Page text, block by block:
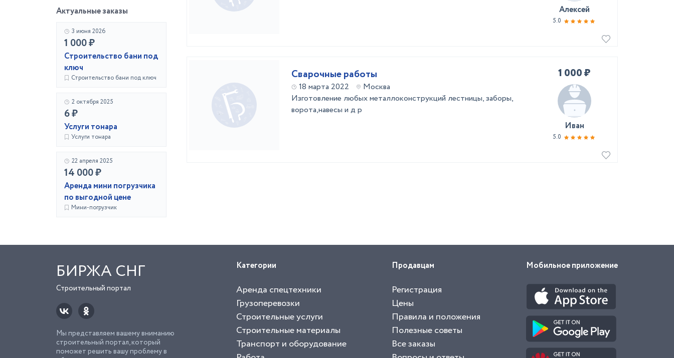
Актуальные заказы
3 июня 2026
1 000 ₽
Строительство бани под
ключ
Строительство бани под ключ
2 октября 2025
6 ₽
Услуги тонара
Услуги тонара
22 апреля 2025
14 000 ₽
Аренда мини погрузчика
по выгодной цене
Мини-погрузчик
Алексей
5.0
Сварочные работы
18 марта 2022
Москва
Изготовление любых металлоконструкций лестницы, заборы,
ворота,навесы и д р
1 000 ₽
Иван
5.0
БИРЖА СНГ
Строительный портал
Мы представляем вашему вниманию
строительный портал, который
поможет решить вашу проблему в
Категории
Аренда спецтехники
Грузоперевозки
Строительные услуги
Строительные материалы
Транспорт и оборудование
Продавцам
Регистрация
Цены
Правила и положения
Полезные советы
Все заказы
Мобильное приложение